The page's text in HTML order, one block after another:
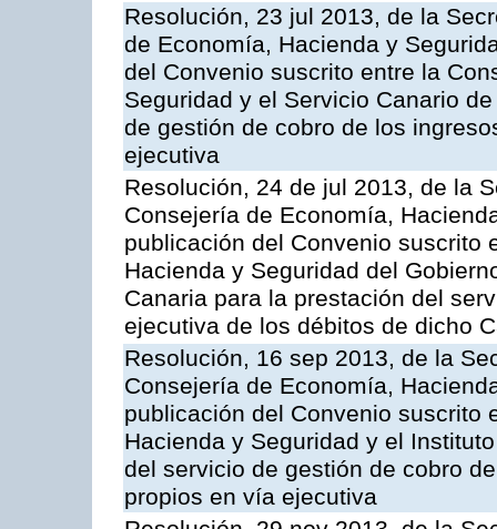
Resolución, 23 jul 2013, de la
de Economía, Hacienda y
del Convenio suscrito entre la
Seguridad y el Servicio Canario
de gestión de cobro de los
ejecutiva
Resolución, 24 de jul 2013, de la
Consejería de Economía,
publicación del Convenio suscrito
Hacienda y Seguridad del
Canaria para la prestación del
ejecutiva de los débitos de dicho
Resolución, 16 sep 2013, de la
Consejería de Economía,
publicación del Convenio suscrito
Hacienda y Seguridad y el
del servicio de gestión de cobro
propios en vía ejecutiva